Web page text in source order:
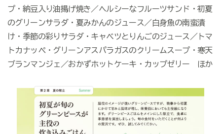
プ・納豆入り油揚げ焼き／ヘルシーなフルーツサンド・初夏
のグリーンサラダ・夏みかんのジュース／白身魚の南蛮漬
け・季節の彩りサラダ・キャベツとりんごのジュース／トマ
トカナッペ・グリーンアスパラガスのクリームスープ・寒天
ブランマンジェ／おかずホットケーキ・カップゼリー ほか